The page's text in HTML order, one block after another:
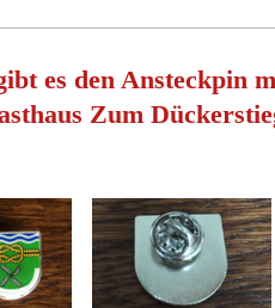
es den Ansteckpin
Zum